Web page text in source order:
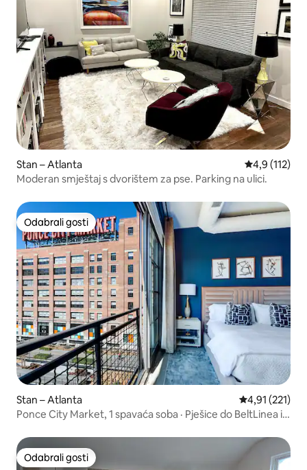
Stan – Atlanta Prosječna
4,9 (112)
Moderan smještaj s dvorištem za pse. Parking na ulici.
Odabrali gosti
Odabrali gosti
Stan – Atlanta Prosječna
4,91 (221)
Ponce City Market, 1 spavaća soba · Pješice do BeltLinea i
Odabrali gosti
Odabrali gosti